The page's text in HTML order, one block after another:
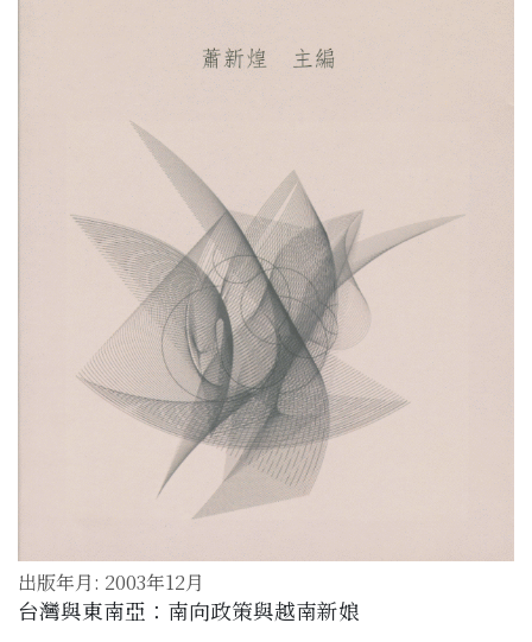
出版年月: 2003年12月
台灣與東南亞：南向政策與越南新娘